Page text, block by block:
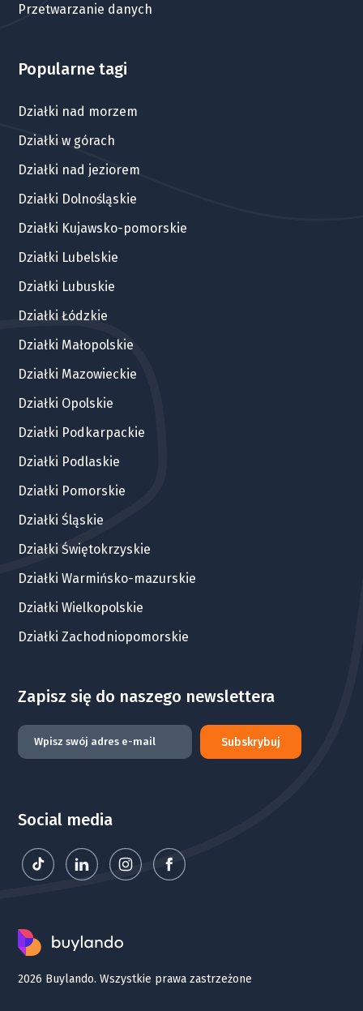
Przetwarzanie danych
Popularne tagi
Działki nad morzem
Działki w górach
Działki nad jeziorem
Działki Dolnośląskie
Działki Kujawsko-pomorskie
Działki Lubelskie
Działki Lubuskie
Działki Łódzkie
Działki Małopolskie
Działki Mazowieckie
Działki Opolskie
Działki Podkarpackie
Działki Podlaskie
Działki Pomorskie
Działki Śląskie
Działki Świętokrzyskie
Działki Warmińsko-mazurskie
Działki Wielkopolskie
Działki Zachodniopomorskie
Zapisz się do naszego newslettera
Subskrybuj
Social media
2026 Buylando. Wszystkie prawa zastrzeżone